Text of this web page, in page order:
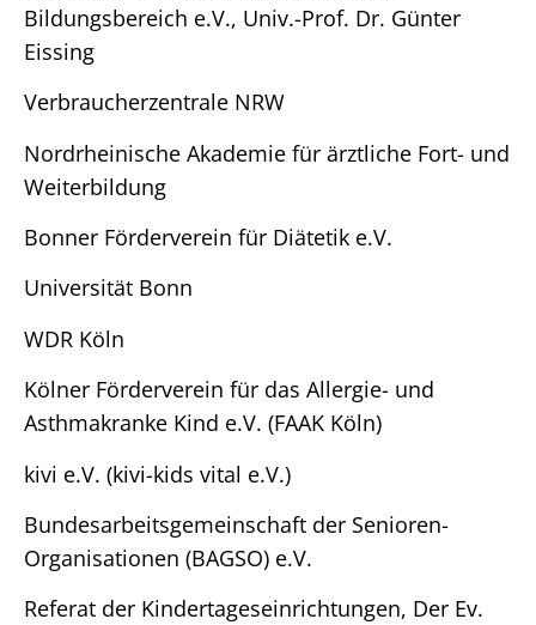
Bildungsbereich e.V., Univ.-Prof. Dr. Günter
Eissing
Verbraucherzentrale NRW
Nordrheinische Akademie für ärztliche Fort- und
Weiterbildung
Bonner Förderverein für Diätetik e.V.
Universität Bonn
WDR Köln
Kölner Förderverein für das Allergie- und
Asthmakranke Kind e.V. (FAAK Köln)
kivi e.V. (kivi-kids vital e.V.)
Bundesarbeitsgemeinschaft der Senioren-
Organisationen (BAGSO) e.V.
Referat der Kindertageseinrichtungen, Der Ev.